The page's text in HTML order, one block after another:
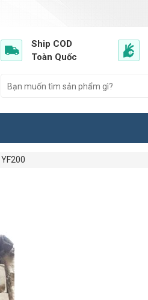
Ship COD
Toàn Quốc